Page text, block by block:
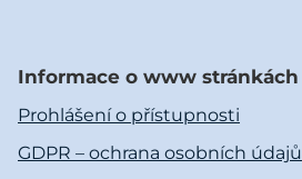
Informace o www stránkách
Prohlášení o přístupnosti
GDPR – ochrana osobních údajů